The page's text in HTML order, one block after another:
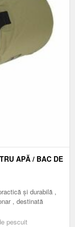
APĂ / BAC DE
și durabilă ,
, destinată
pescuit